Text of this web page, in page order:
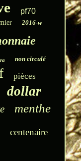
pf70
2016-w
non circulé
pièces
dollar
menthe
centenaire